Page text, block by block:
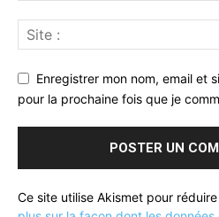
Enregistrer mon nom, email et
pour la prochaine fois que je
Ce site utilise Akismet pour